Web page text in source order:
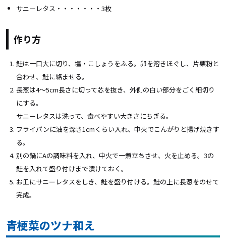
サニーレタス・・・・・・・3枚
作り方
鮭は一口大に切り、塩・こしょうをふる。卵を溶きほぐし、片栗粉と
合わせ、鮭に絡ませる。
長葱は4～5cm長さに切って芯を抜き、外側の白い部分をごく細切り
にする。
サニーレタスは洗って、食べやすい大きさにちぎる。
フライパンに油を深さ1cmくらい入れ、中火でこんがりと揚げ焼きす
る。
別の鍋にAの調味料を入れ、中火で一煮立ちさせ、火を止める。3の
鮭を入れて盛り付けまで漬けておく。
お皿にサニーレタスをしき、鮭を盛り付ける。鮭の上に長葱をのせて
完成。
青梗菜のツナ和え